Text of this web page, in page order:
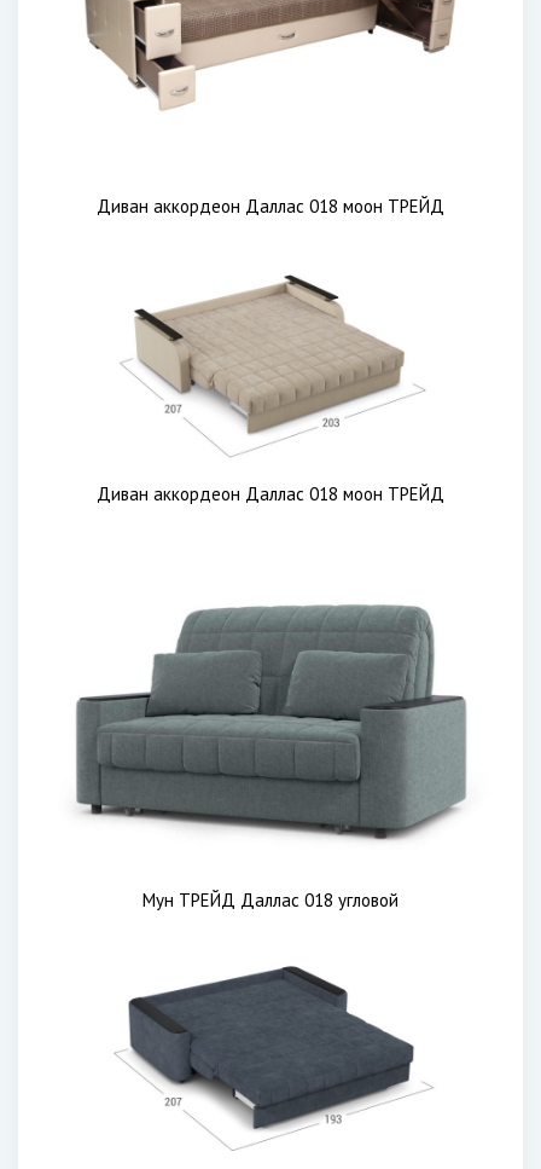
Диван аккордеон Даллас 018 моон ТРЕЙД
Диван аккордеон Даллас 018 моон ТРЕЙД
Мун ТРЕЙД Даллас 018 угловой